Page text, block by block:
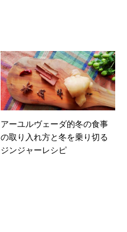
アーユルヴェーダ的冬の食事
の取り入れ方と冬を乗り切る
ジンジャーレシピ